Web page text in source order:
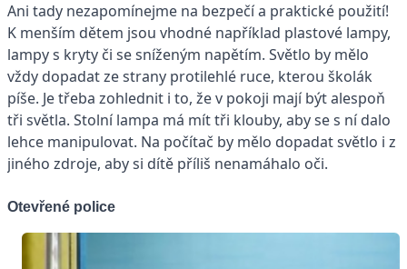
Ani tady nezapomínejme na bezpečí a praktické použití!
K menším dětem jsou vhodné například plastové lampy,
lampy s kryty či se sníženým napětím. Světlo by mělo
vždy dopadat ze strany protilehlé ruce, kterou školák
píše. Je třeba zohlednit i to, že v pokoji mají být alespoň
tři světla. Stolní lampa má mít tři klouby, aby se s ní dalo
lehce manipulovat. Na počítač by mělo dopadat světlo i z
jiného zdroje, aby si dítě příliš nenamáhalo oči.
Otevřené police